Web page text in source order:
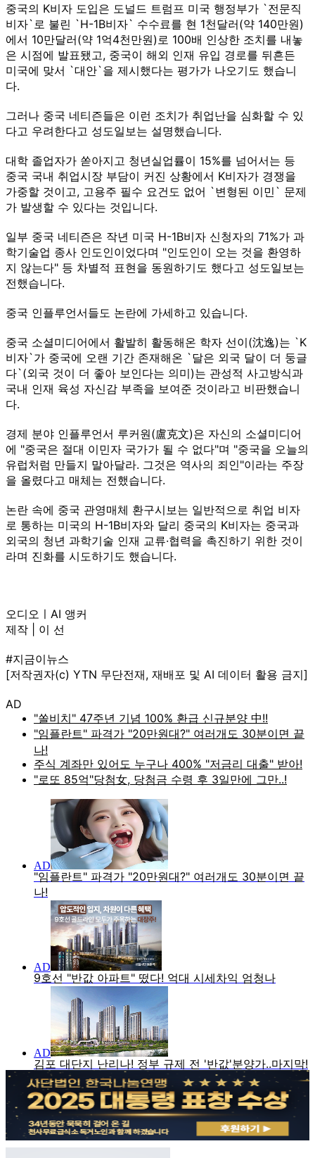
중국의 K비자 도입은 도널드 트럼프 미국 행정부가 `전문직
비자`로 불린 `H-1B비자` 수수료를 현 1천달러(약 140만원)
에서 10만달러(약 1억4천만원)로 100배 인상한 조치를 내놓
은 시점에 발표됐고, 중국이 해외 인재 유입 경로를 뒤흔든
미국에 맞서 `대안`을 제시했다는 평가가 나오기도 했습니
다.
그러나 중국 네티즌들은 이런 조치가 취업난을 심화할 수 있
다고 우려한다고 성도일보는 설명했습니다.
대학 졸업자가 쏟아지고 청년실업률이 15%를 넘어서는 등
중국 국내 취업시장 부담이 커진 상황에서 K비자가 경쟁을
가중할 것이고, 고용주 필수 요건도 없어 `변형된 이민` 문제
가 발생할 수 있다는 것입니다.
일부 중국 네티즌은 작년 미국 H-1B비자 신청자의 71%가 과
학기술업 종사 인도인이었다며 "인도인이 오는 것을 환영하
지 않는다" 등 차별적 표현을 동원하기도 했다고 성도일보는
전했습니다.
중국 인플루언서들도 논란에 가세하고 있습니다.
중국 소셜미디어에서 활발히 활동해온 학자 선이(沈逸)는 `K
비자`가 중국에 오랜 기간 존재해온 `달은 외국 달이 더 둥글
다`(외국 것이 더 좋아 보인다는 의미)는 관성적 사고방식과
국내 인재 육성 자신감 부족을 보여준 것이라고 비판했습니
다.
경제 분야 인플루언서 루커원(盧克文)은 자신의 소셜미디어
에 "중국은 절대 이민자 국가가 될 수 없다"며 "중국을 오늘의
유럽처럼 만들지 말아달라. 그것은 역사의 죄인"이라는 주장
을 올렸다고 매체는 전했습니다.
논란 속에 중국 관영매체 환구시보는 일반적으로 취업 비자
로 통하는 미국의 H-1B비자와 달리 중국의 K비자는 중국과
외국의 청년 과학기술 인재 교류·협력을 촉진하기 위한 것이
라며 진화를 시도하기도 했습니다.
오디오ㅣAI 앵커
제작 | 이 선
#지금이뉴스
[저작권자(c) YTN 무단전재, 재배포 및 AI 데이터 활용 금지]
AD